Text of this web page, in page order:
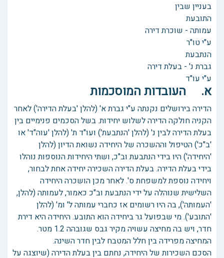
בעניין שבין
התובעת
עמותה - שוכרת דירה
ע"י טו"ר
הנתבעת
גברת נ' - בעלת דירה
ע"י עו"ד
א. העובדות המוסכמות
הדירה בירושלים נקנתה ע"י גברת א' (להלן 'בעלת הדירה') לאחר
הקניה חולקה הדירה לשלוש יחידות. בשל הסכמים פנימיים בין
בעלת הדירה לבין נ' (להלן 'הנתבעת') ועו"ד ת' (להלן 'עוה"ד' או
'ב"כ') הטיפול וההשכרה של היחידה נשואת הדיון (להלן
'היחידה') היו בידי הנתבעת וב"כ, ושתי היחידות הנוספות נוהלו
בידי בעלת הדירה. בעלת הדירה השכירה יחידה אחת לבחור,
ויחידה נוספת למשפחת ס'. לאחר מכן הושכרה היחידה
השלישית שנוהלה על ידי הנתבעת וב"כ כאמור, לעמותה (להלן,
'העמותה'), בה היו רשומים אז כחברי עמותה ל' ומ' (להלן
'התובע'). מי שבפועל גר ביחידה הוא התובע. היחידה היא דירת
חדר, ויש בה מחיצה עשויה מקיר גבס שגובהה 1.2 מטר.
המחיצה מפרידה בין חלל המטבח לבין חדר השינה.
הסכם השכירות של היחידה, נחתם בין בעלת הדירה (שיוצגה על